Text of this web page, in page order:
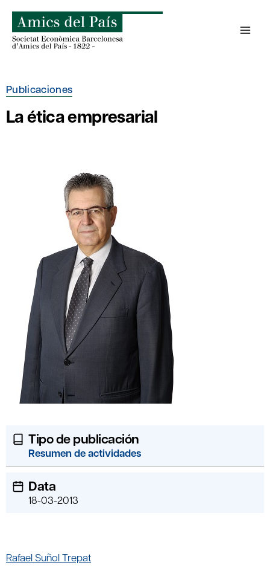
contenido
Publicaciones
La ética empresarial
Tipo de publicación
Resumen de actividades
Data
18-03-2013
Rafael Suñol Trepat